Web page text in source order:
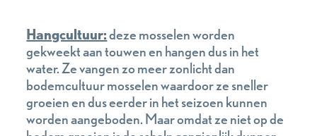
Hangcultuur:deze mosselen worden
gekweekt aan touwen en hangen dus in het
water. Ze vangen zo meer zonlicht dan
bodemcultuur mosselen waardoor ze sneller
groeien en dus eerder in het seizoen kunnen
worden aangeboden. Maar omdat ze niet op de